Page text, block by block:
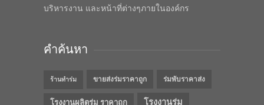
บริหารงาน และหน้าที่ต่างๆภายในองค์กร
คำค้นหา
ร้านทำร่ม ขายส่งร่มราคาถูก ร่มพับราคาส่ง
โรงงานผลิตร่ม ราคาถูก โรงงานร่ม